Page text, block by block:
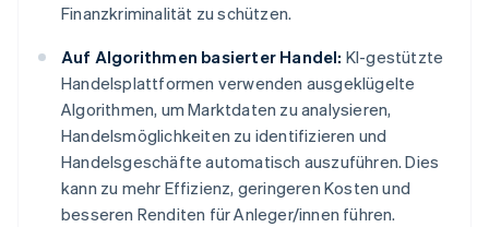
Finanzkriminalität zu schützen.
Auf Algorithmen basierter Handel: KI-gestützte
Handelsplattformen verwenden ausgeklügelte
Algorithmen, um Marktdaten zu analysieren,
Handelsmöglichkeiten zu identifizieren und
Handelsgeschäfte automatisch auszuführen. Dies
kann zu mehr Effizienz, geringeren Kosten und
besseren Renditen für Anleger/innen führen.